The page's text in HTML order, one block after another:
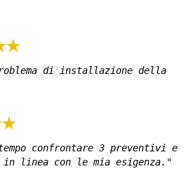
di installazione della
confrontare 3 preventivi e
linea con le mia esigenza."